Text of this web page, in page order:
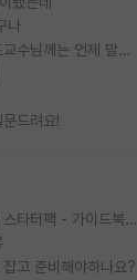
나
타대학원 컨텍 준비중인데, 지도교수님께는 언제 말씀드려야 할까요?
드려요!
[무료] 2026 미국 대학원 유학 스타터팩 - 가이드북 & 합격자 컨택메일 템플릿
고 준비해야하나요?